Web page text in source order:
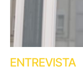
ENTREVISTA